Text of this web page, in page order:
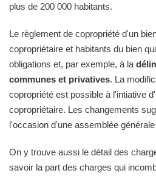
plus de 200 000 habitants.
Le règlement de copropriété d'un
copropriétaire et habitants du bien
obligations et, par exemple, à la
communes et privatives. La
copropriété est possible à l'intiative
copropriétaire. Les changements
l'occasion d'une assemblée
On y trouve aussi le détail des
savoir la part des charges qui